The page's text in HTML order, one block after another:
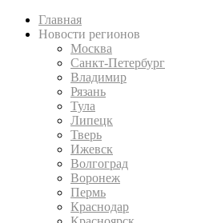
Главная
Новости регионов
Москва
Санкт-Петербург
Владимир
Рязань
Тула
Липецк
Тверь
Ижевск
Волгоград
Воронеж
Пермь
Краснодар